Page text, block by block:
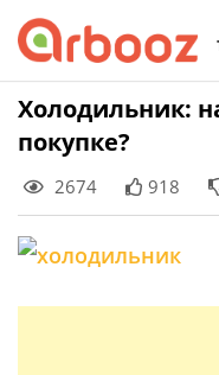
Skip
content
Холодильник:
покупке?
2674 918
Найти: